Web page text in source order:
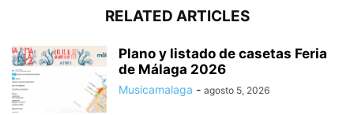
RELATED ARTICLES
Plano y listado de casetas Feria
de Málaga 2026
Musicamalaga - agosto 5, 2026